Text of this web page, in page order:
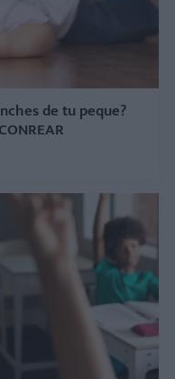
de tu peque?